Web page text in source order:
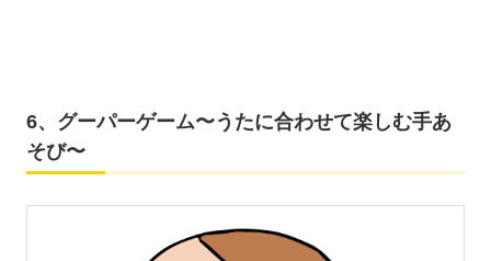
6、グーパーゲーム〜うたに合わせて楽しむ手あ
そび〜